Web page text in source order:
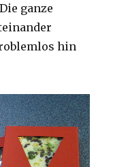
ganze
hin